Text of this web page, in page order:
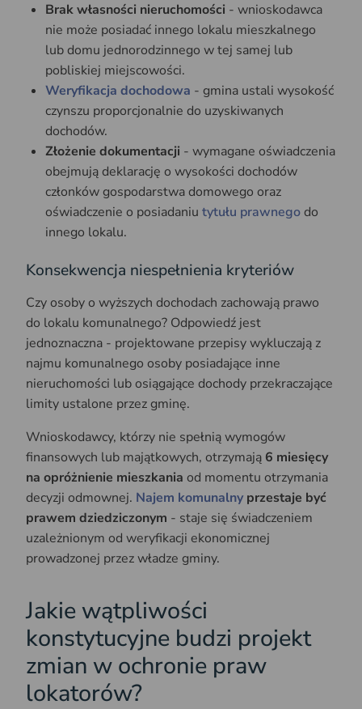
Brak własności nieruchomości - wnioskodawca
nie może posiadać innego lokalu mieszkalnego
lub domu jednorodzinnego w tej samej lub
pobliskiej miejscowości.
Weryfikacja dochodowa - gmina ustali wysokość
czynszu proporcjonalnie do uzyskiwanych
dochodów.
Złożenie dokumentacji - wymagane oświadczenia
obejmują deklarację o wysokości dochodów
członków gospodarstwa domowego oraz
oświadczenie o posiadaniu tytułu prawnegodo
innego lokalu.
Konsekwencja niespełnienia kryteriów
Czy osoby o wyższych dochodach zachowają prawo
do lokalu komunalnego? Odpowiedź jest
jednoznaczna - projektowane przepisy wykluczają z
najmu komunalnego osoby posiadające inne
nieruchomości lub osiągające dochody przekraczające
limity ustalone przez gminę.
Wnioskodawcy, którzy nie spełnią wymogów
finansowych lub majątkowych, otrzymają 6 miesięcy
na opróżnienie mieszkania od momentu otrzymania
decyzji odmownej. Najem komunalnyprzestaje być
prawem dziedziczonym - staje się świadczeniem
uzależnionym od weryfikacji ekonomicznej
prowadzonej przez władze gminy.
Jakie wątpliwości
konstytucyjne budzi projekt
zmian w ochronie praw
lokatorów?